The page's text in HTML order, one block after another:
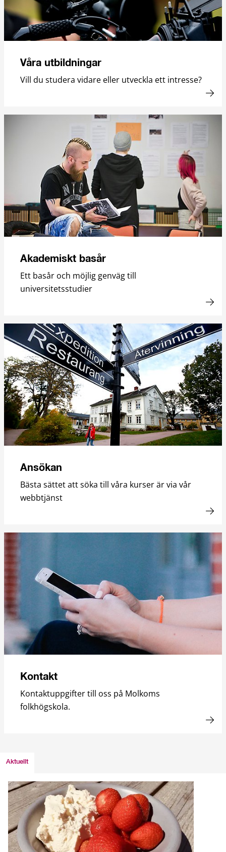
Våra utbildningar
Vill du studera vidare eller utveckla ett intresse?
Akademiskt basår
Ett basår och möjlig genväg till
universitetsstudier
Ansökan
Bästa sättet att söka till våra kurser är via vår
webbtjänst
Kontakt
Kontaktuppgifter till oss på Molkoms
folkhögskola.
Aktuellt